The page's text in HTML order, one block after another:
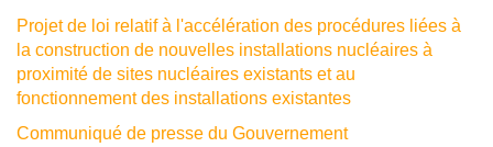
Projet de loi relatif à l'accélération des procédures liées à
la construction de nouvelles installations nucléaires à
proximité de sites nucléaires existants et au
fonctionnement des installations existantes
Communiqué de presse du Gouvernement